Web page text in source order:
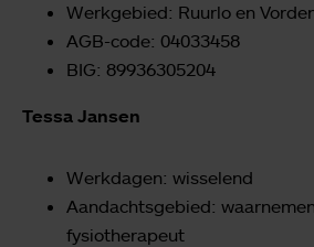
Werkgebied: Ruurlo en
AGB-code: 04033458
BIG: 89936305204
Tessa Jansen
Werkdagen: wisselend
Aandachtsgebied:
fysiotherapeut